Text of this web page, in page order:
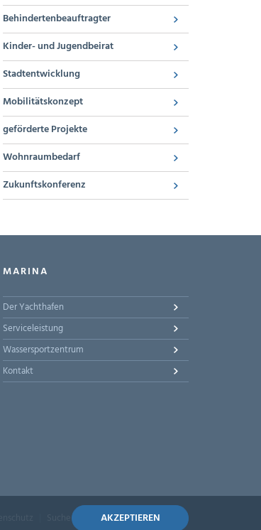
Behindertenbeauftragter
Kinder- und Jugendbeirat
Stadtentwicklung
Mobilitätskonzept
geförderte Projekte
Wohnraumbedarf
Zukunftskonferenz
MARINA
Der Yachthafen
Serviceleistung
Wassersportzentrum
Kontakt
Sitemap Barrierefreiheit
AKZEPTIEREN